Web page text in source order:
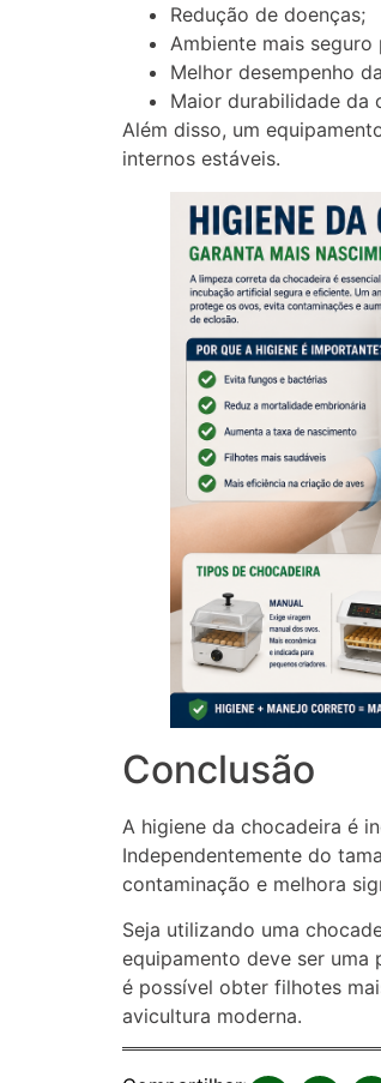
Redução de doenças;
Ambiente mais seguro
Melhor desempenho
Maior durabilidade da
Além disso, um
internos estáveis.
Conclusão
A higiene da chocadeira é
Independentemente do
contaminação e melhora
Seja utilizando uma
equipamento deve ser uma
é possível obter filhotes
avicultura moderna.